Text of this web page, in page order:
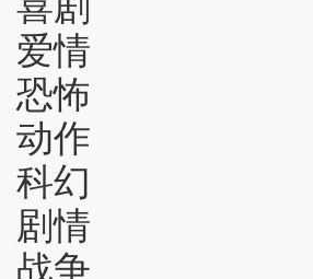
爱情
恐怖
动作
科幻
剧情
战争